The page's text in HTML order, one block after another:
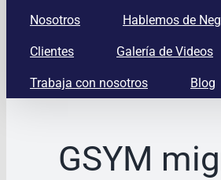
Nosotros Hablemos de
Clientes Galería de Videos
Trabaja con nosotros Blog
GSYM